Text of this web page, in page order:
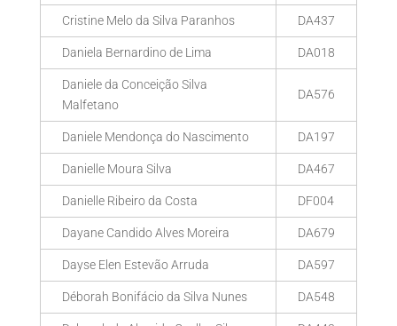
Cristine Melo da Silva Paranhos DA437
Daniela Bernardino de Lima DA018
Daniele da Conceição Silva
Malfetano
DA576
Daniele Mendonça do Nascimento DA197
Danielle Moura Silva DA467
Danielle Ribeiro da Costa DF004
Dayane Candido Alves Moreira DA679
Dayse Elen Estevão Arruda DA597
Déborah Bonifácio da Silva Nunes DA548